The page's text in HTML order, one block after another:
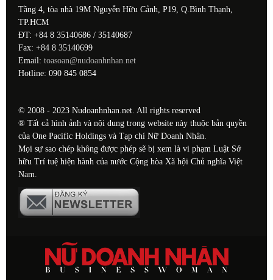
Tầng 4, tòa nhà 19M Nguyễn Hữu Cảnh, P19, Q.Bình Thạnh,
TP.HCM
ĐT: +84 8 35140686 / 35140687
Fax: +84 8 35140699
Email: toasoan@nudoanhnhan.net
Hotline: 090 845 0854
© 2008 - 2023 Nudoanhnhan.net. All rights reserved
® Tất cả hình ảnh và nội dung trong website này thuộc bản quyền
của One Pacific Holdings và Tạp chí Nữ Doanh Nhân.
Mọi sự sao chép không được phép sẽ bị xem là vi phạm Luật Sở
hữu Trí tuệ hiện hành của nước Cộng hòa Xã hội Chủ nghĩa Việt
Nam.